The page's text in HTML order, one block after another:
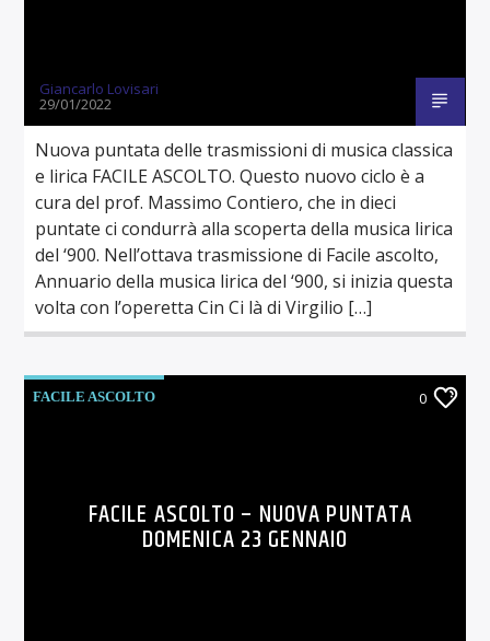
Giancarlo Lovisari
29/01/2022
Nuova puntata delle trasmissioni di musica classica
e lirica FACILE ASCOLTO. Questo nuovo ciclo è a
cura del prof. Massimo Contiero, che in dieci
puntate ci condurrà alla scoperta della musica lirica
del ‘900. Nell’ottava trasmissione di Facile ascolto,
Annuario della musica lirica del ‘900, si inizia questa
volta con l’operetta Cin Ci là di Virgilio […]
FACILE ASCOLTO 0
FACILE ASCOLTO – NUOVA PUNTATA
DOMENICA 23 GENNAIO